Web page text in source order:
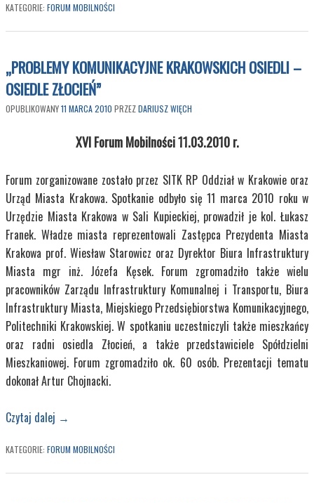
KATEGORIE: FORUM MOBILNOŚCI
„PROBLEMY KOMUNIKACYJNE KRAKOWSKICH OSIEDLI –
OSIEDLE ZŁOCIEŃ”
OPUBLIKOWANY11 MARCA 2010 PRZEZDARIUSZ WIĘCH
XVI Forum Mobilności 11.03.2010 r.
Forum zorganizowane zostało przez SITK RP Oddział w Krakowie oraz
Urząd Miasta Krakowa. Spotkanie odbyło się 11 marca 2010 roku w
Urzędzie Miasta Krakowa w Sali Kupieckiej, prowadził je kol. Łukasz
Franek. Władze miasta reprezentowali Zastępca Prezydenta Miasta
Krakowa prof. Wiesław Starowicz oraz Dyrektor Biura Infrastruktury
Miasta mgr inż. Józefa Kęsek. Forum zgromadziło także wielu
pracowników Zarządu Infrastruktury Komu­nalnej i Transportu, Biura
Infrastruktury Miasta, Miejskiego Przedsiębiorstwa Komunikacyjnego,
Politechniki Krakowskiej. W spotkaniu uczestniczyli także mieszkańcy
oraz radni osiedla Złocień, a także przedstawiciele Spółdzielni
Mieszkaniowej. Forum zgromadziło ok. 60 osób. Prezentacji tematu
dokonał Artur Chojnacki.
Czytaj dalej →
KATEGORIE: FORUM MOBILNOŚCI